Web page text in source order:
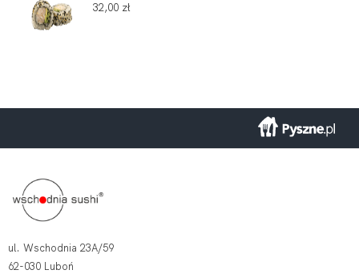
32,00 zł
ul. Wschodnia 23A/59
62-030 Luboń